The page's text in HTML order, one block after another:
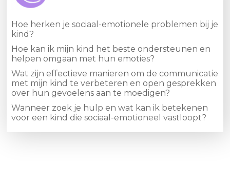
Hoe herken je sociaal-emotionele problemen bij je
kind?
Hoe kan ik mijn kind het beste ondersteunen en
helpen omgaan met hun emoties?
Wat zijn effectieve manieren om de communicatie
met mijn kind te verbeteren en open gesprekken
over hun gevoelens aan te moedigen?
Wanneer zoek je hulp en wat kan ik betekenen
voor een kind die sociaal-emotioneel vastloopt?